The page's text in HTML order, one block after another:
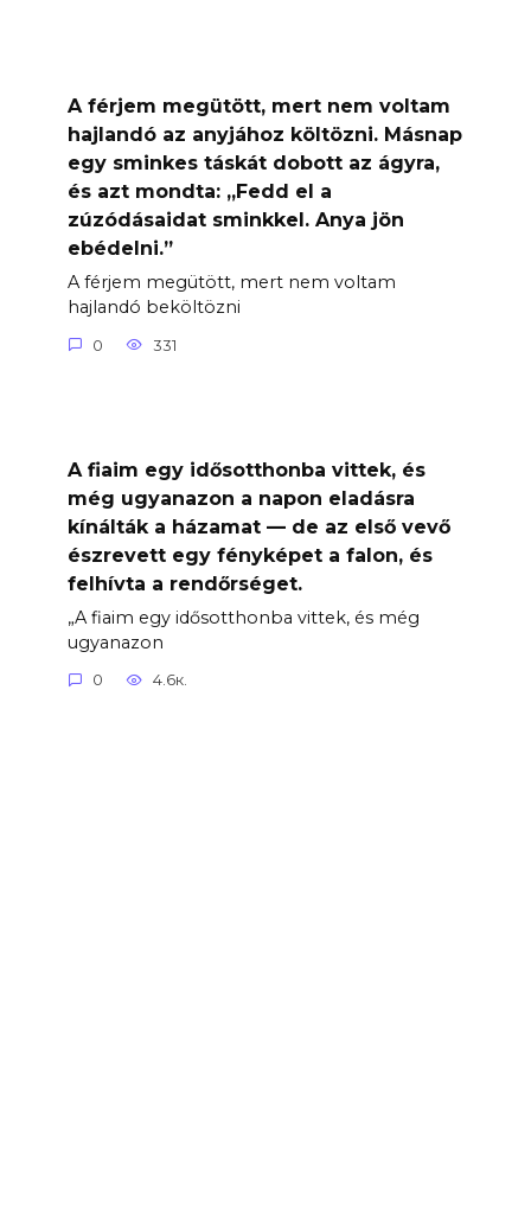
A férjem megütött, mert nem voltam
hajlandó az anyjához költözni. Másnap
egy sminkes táskát dobott az ágyra,
és azt mondta: „Fedd el a
zúzódásaidat sminkkel. Anya jön
ebédelni.”
A férjem megütött, mert nem voltam
hajlandó beköltözni
0 331
A fiaim egy idősotthonba vittek, és
még ugyanazon a napon eladásra
kínálták a házamat — de az első vevő
észrevett egy fényképet a falon, és
felhívta a rendőrséget.
„A fiaim egy idősotthonba vittek, és még
ugyanazon
0 4.6к.